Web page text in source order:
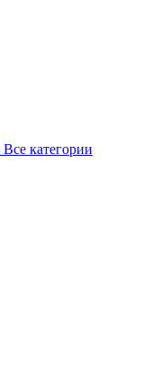
Все категории